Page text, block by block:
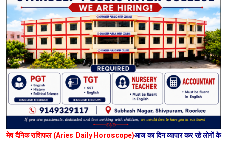
मेष दैनिक राशिफल (Aries Daily Horoscope)आज का दिन व्यापार कर रहे लोगों के